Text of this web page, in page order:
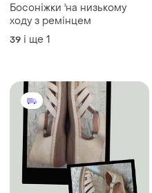
Босоніжки 'на низькому
ходу з ремінцем
39 і ще 1